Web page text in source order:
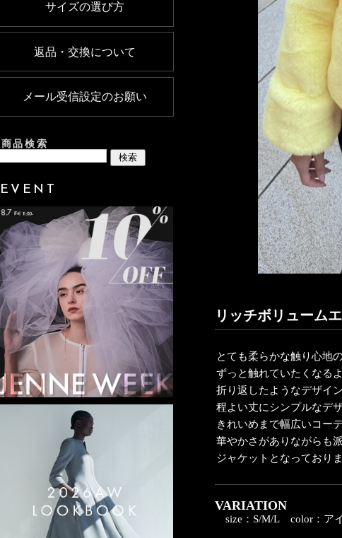
サイズの選び方
返品・交換について
メール受信設定のお願い
商品検索
EVENT
リッチボリューム
とても柔らかな触り心地
ずっと触れていたくなる
折り返したようなデザイ
程よい丈にシンプルなデ
きれいめまで幅広いコー
華やかさがありながらも
ジャケットとなっておりま
VARIATION
size：S/M/L color：ア